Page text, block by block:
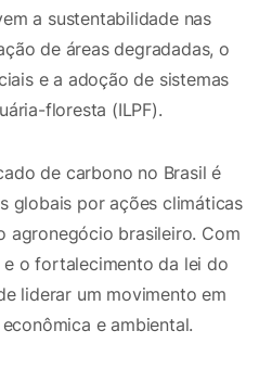
a sustentabilidade nas
de áreas degradadas, o
e a adoção de sistemas
floresta (ILPF).
de carbono no Brasil é
globais por ações climáticas
agronegócio brasileiro. Com
e o fortalecimento da lei do
liderar um movimento em
e ambiental.